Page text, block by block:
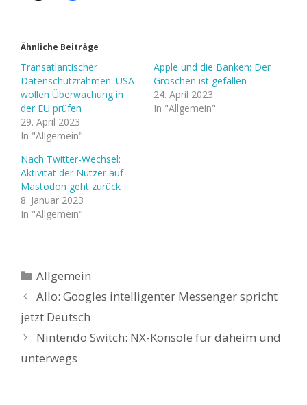
Ähnliche Beiträge
Transatlantischer
Datenschutzrahmen: USA
wollen Überwachung in
der EU prüfen
29. April 2023
In "Allgemein"
Apple und die Banken: Der
Groschen ist gefallen
24. April 2023
In "Allgemein"
Nach Twitter-Wechsel:
Aktivität der Nutzer auf
Mastodon geht zurück
8. Januar 2023
In "Allgemein"
Kategorien
Allgemein
Allo: Googles intelligenter Messenger spricht
jetzt Deutsch
Nintendo Switch: NX-Konsole für daheim und
unterwegs